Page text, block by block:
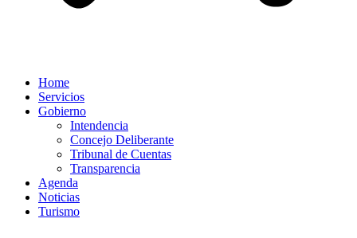
Home
Servicios
Gobierno
Intendencia
Concejo Deliberante
Tribunal de Cuentas
Transparencia
Agenda
Noticias
Turismo